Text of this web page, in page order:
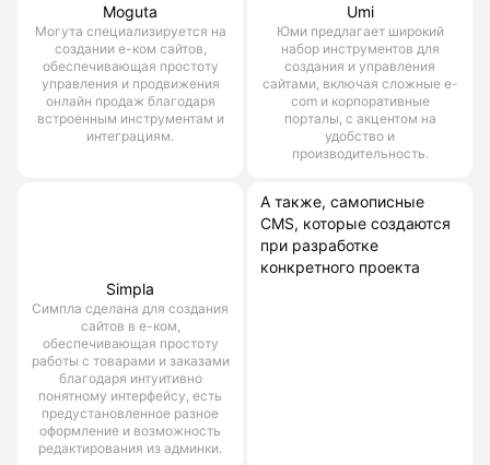
Moguta
Могута специализируется на
создании е-ком сайтов,
обеспечивающая простоту
управления и продвижения
онлайн продаж благодаря
встроенным инструментам и
интеграциям.
Umi
Юми предлагает широкий
набор инструментов для
создания и управления
сайтами, включая сложные e-
com и корпоративные
порталы, с акцентом на
удобство и
производительность.
Simpla
Симпла сделана для создания
сайтов в е-ком,
обеспечивающая простоту
работы с товарами и заказами
благодаря интуитивно
понятному интерфейсу, есть
предустановленное разное
оформление и возможность
редактирования из админки.
А также, самописные
CMS, которые создаются
при разработке
конкретного проекта